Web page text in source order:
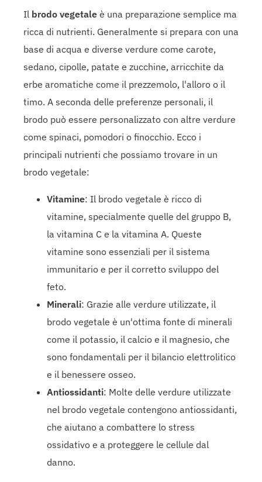
Il brodo vegetale è una preparazione semplice ma
ricca di nutrienti. Generalmente si prepara con una
base di acqua e diverse verdure come carote,
sedano, cipolle, patate e zucchine, arricchite da
erbe aromatiche come il prezzemolo, l'alloro o il
timo. A seconda delle preferenze personali, il
brodo può essere personalizzato con altre verdure
come spinaci, pomodori o finocchio. Ecco i
principali nutrienti che possiamo trovare in un
brodo vegetale:
Vitamine: Il brodo vegetale è ricco di
vitamine, specialmente quelle del gruppo B,
la vitamina C e la vitamina A. Queste
vitamine sono essenziali per il sistema
immunitario e per il corretto sviluppo del
feto.
Minerali: Grazie alle verdure utilizzate, il
brodo vegetale è un'ottima fonte di minerali
come il potassio, il calcio e il magnesio, che
sono fondamentali per il bilancio elettrolitico
e il benessere osseo.
Antiossidanti: Molte delle verdure utilizzate
nel brodo vegetale contengono antiossidanti,
che aiutano a combattere lo stress
ossidativo e a proteggere le cellule dal
danno.